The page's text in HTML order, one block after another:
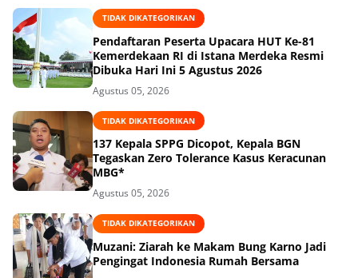
TIDAK DIKATEGORIKAN
Pendaftaran Peserta Upacara HUT Ke-81
Kemerdekaan RI di Istana Merdeka Resmi
Dibuka Hari Ini 5 Agustus 2026
Agustus 05, 2026
TIDAK DIKATEGORIKAN
137 Kepala SPPG Dicopot, Kepala BGN
Tegaskan Zero Tolerance Kasus Keracunan
MBG*
Agustus 05, 2026
TIDAK DIKATEGORIKAN
Muzani: Ziarah ke Makam Bung Karno Jadi
Pengingat Indonesia Rumah Bersama